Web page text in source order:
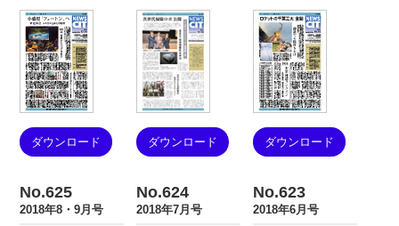
ダウンロード ダウンロード ダウンロード
No.625
2018年8・9月号
No.624
2018年7月号
No.623
2018年6月号